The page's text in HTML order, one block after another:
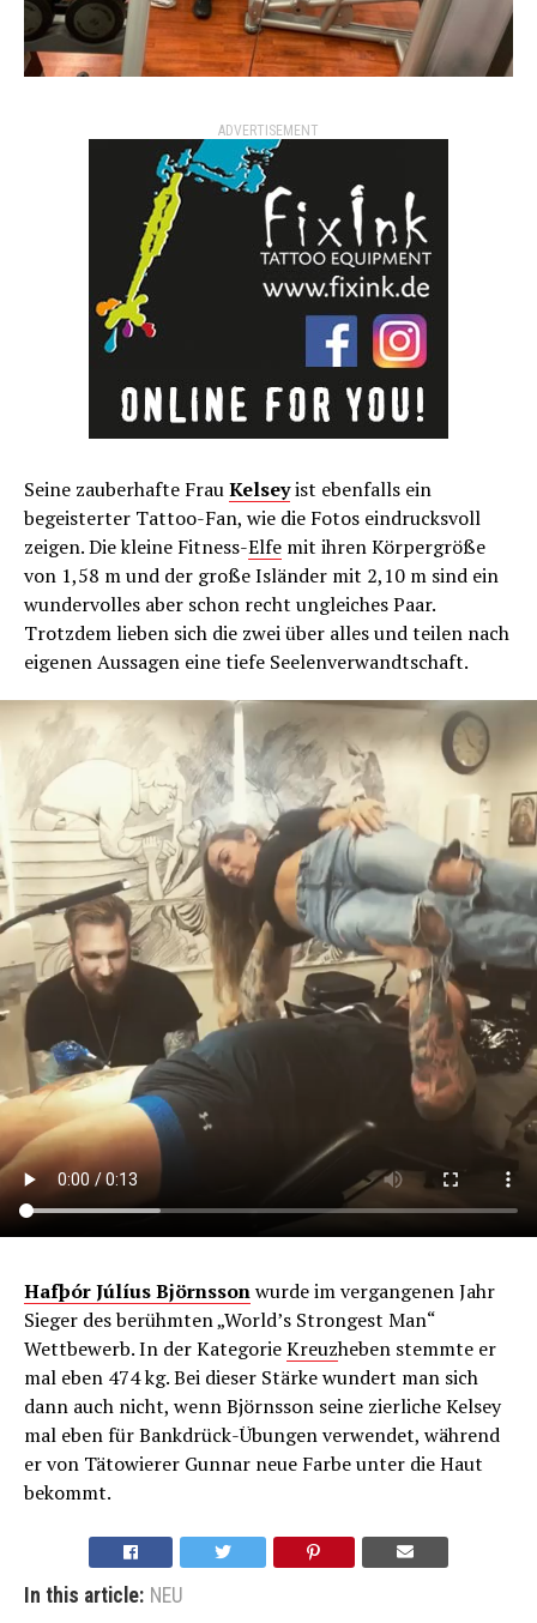
ADVERTISEMENT
Seine zauberhafte FrauKelseyist ebenfalls ein
begeisterter Tattoo-Fan, wie die Fotos eindrucksvoll
zeigen. Die kleine Fitness-Elfe mit ihren Körpergröße
von 1,58 m und der große Isländer mit 2,10 m sind ein
wundervolles aber schon recht ungleiches Paar.
Trotzdem lieben sich die zwei über alles und teilen nach
eigenen Aussagen eine tiefe Seelenverwandtschaft.
Hafþór Júlíus Björnssonwurde im vergangenen Jahr
Sieger des berühmten „World’s Strongest Man“
Wettbewerb. In der KategorieKreuzheben stemmte er
mal eben 474 kg. Bei dieser Stärke wundert man sich
dann auch nicht, wenn Björnsson seine zierliche Kelsey
mal eben für Bankdrück-Übungen verwendet, während
er von Tätowierer Gunnar neue Farbe unter die Haut
bekommt.
In this article: NEU